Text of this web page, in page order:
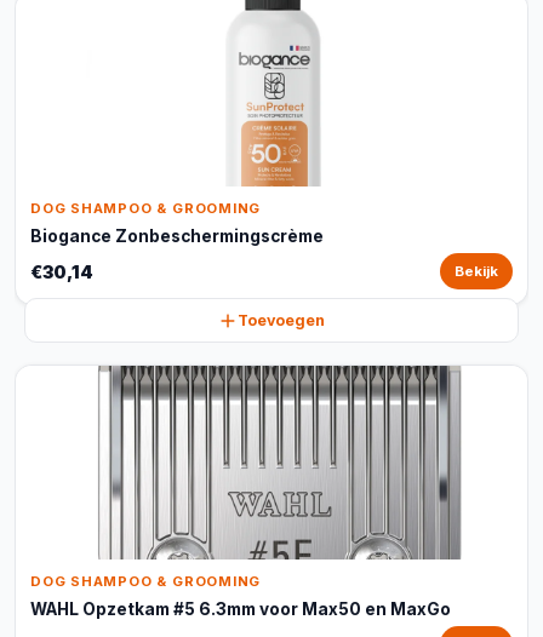
DOG SHAMPOO & GROOMING
Biogance Zonbeschermingscrème
€30,14 Bekijk
Toevoegen
DOG SHAMPOO & GROOMING
WAHL Opzetkam #5 6.3mm voor Max50 en MaxGo